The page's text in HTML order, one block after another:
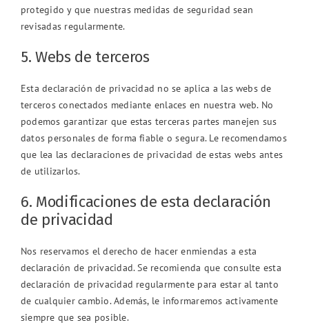
protegido y que nuestras medidas de seguridad sean
revisadas regularmente.
5. Webs de terceros
Esta declaración de privacidad no se aplica a las webs de
terceros conectados mediante enlaces en nuestra web. No
podemos garantizar que estas terceras partes manejen sus
datos personales de forma fiable o segura. Le recomendamos
que lea las declaraciones de privacidad de estas webs antes
de utilizarlos.
6. Modificaciones de esta declaración
de privacidad
Nos reservamos el derecho de hacer enmiendas a esta
declaración de privacidad. Se recomienda que consulte esta
declaración de privacidad regularmente para estar al tanto
de cualquier cambio. Además, le informaremos activamente
siempre que sea posible.